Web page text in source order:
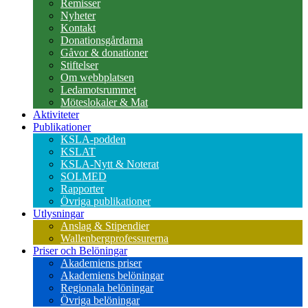
Remisser
Nyheter
Kontakt
Donationsgårdarna
Gåvor & donationer
Stiftelser
Om webbplatsen
Ledamotsrummet
Möteslokaler & Mat
Aktiviteter
Publikationer
KSLA-podden
KSLAT
KSLA-Nytt & Noterat
SOLMED
Rapporter
Övriga publikationer
Utlysningar
Anslag & Stipendier
Wallenbergprofessurerna
Priser och Belöningar
Akademiens priser
Akademiens belöningar
Regionala belöningar
Övriga belöningar